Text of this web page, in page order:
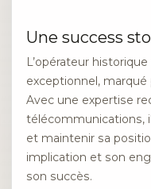
Une success
L’opérateur
exceptionnel,
Avec une expertise
télécommunications,
et maintenir sa
implication et son
son succès.